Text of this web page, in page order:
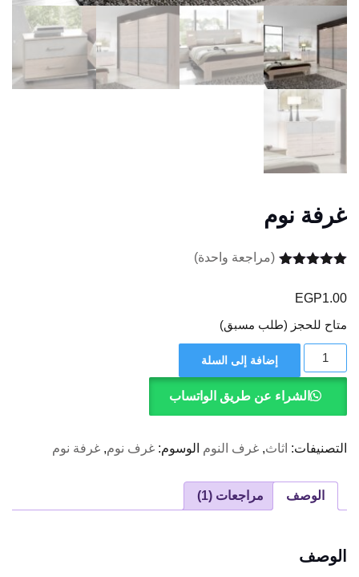
غرفة نوم
5.00
بناءً على
واحد
(مراجعة واحدة)
EGP1.00
متاح للحجز (طلب مسبق)
كمية
غرفة
نوم
إضافة إلى السلة
الشراء عن طريق الواتساب
التصنيفات: اثاث, غرف النوم الوسوم: غرف نوم, غرفة نوم
الوصف مراجعات (1)
الوصف